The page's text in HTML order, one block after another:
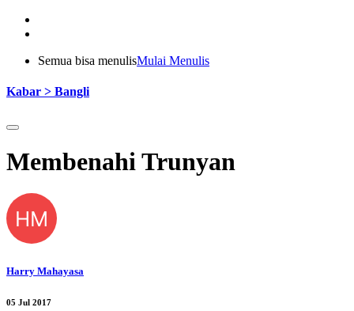
Semua bisa menulisMulai Menulis
Kabar > Bangli
Membenahi Trunyan
HM
Harry Mahayasa
05 Jul 2017